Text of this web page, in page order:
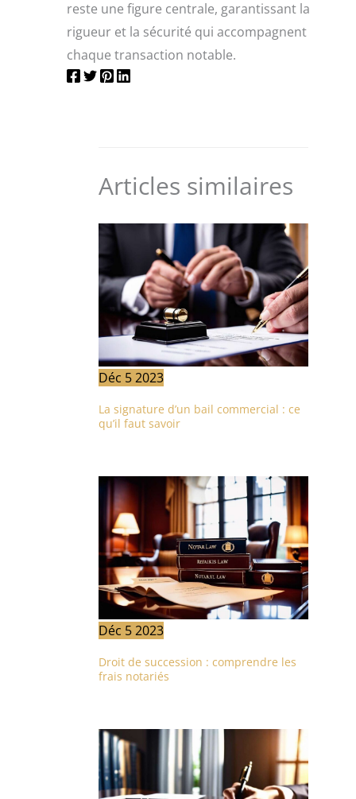
reste une figure centrale, garantissant la
rigueur et la sécurité qui accompagnent
chaque transaction notable.
Articles similaires
Déc 52023
La signature d’un bail commercial : ce
qu’il faut savoir
Déc 52023
Droit de succession : comprendre les
frais notariés